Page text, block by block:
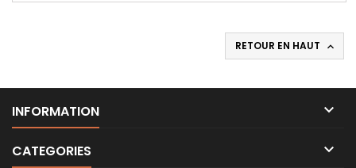
RETOUR EN HAUT 
INFORMATION 
CATEGORIES 